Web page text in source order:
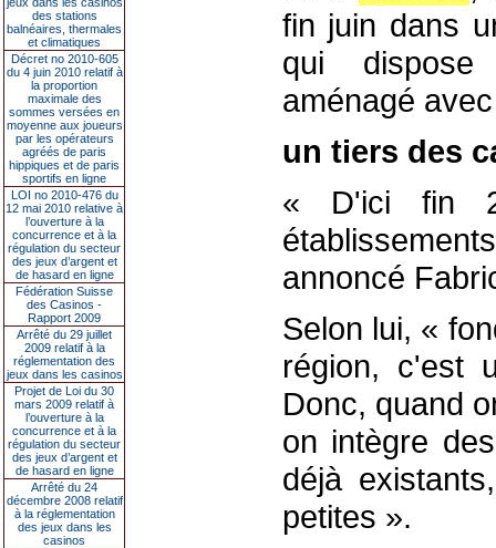
des stations
balnéaires, thermales
et climatiques
Décret no 2010-605
du 4 juin 2010 relatif à
la proportion
maximale des
sommes versées en
moyenne aux joueurs
par les opérateurs
agréés de paris
hippiques et de paris
sportifs en ligne
LOI no 2010-476 du
12 mai 2010 relative à
l’ouverture à la
concurrence et à la
régulation du secteur
des jeux d’argent et
de hasard en ligne
Fédération Suisse
des Casinos -
Rapport 2009
Arrêté du 29 juillet
2009 relatif à la
réglementation des
jeux dans les casinos
Projet de Loi du 30
mars 2009 relatif à
l’ouverture à la
concurrence et à la
régulation du secteur
des jeux d’argent et
de hasard en ligne
Arrêté du 24
décembre 2008 relatif
à la réglementation
des jeux dans les
casinos
fin juin dans
qui dispose
aménagé
un tiers des
« D'ici fin
annoncé
Selon lui, «
région, c'est
Donc, quand
on intègre
déjà
petites ».